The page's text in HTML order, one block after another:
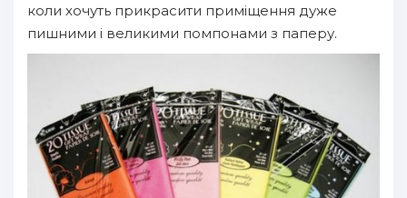
коли хочуть прикрасити приміщення дуже
пишними і великими помпонами з паперу.